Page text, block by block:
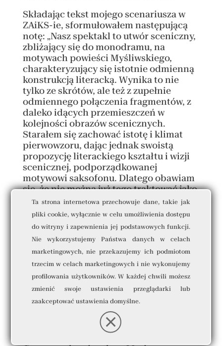
Składając tekst mojego scenariusza w
ZAiKS-ie, sformułowałem następującą
notę: „Nasz spektakl to utwór sceniczny,
zbliżający się do monodramu, na
motywach powieści Myśliwskiego,
charakteryzujący się istotnie odmienną
konstrukcją literacką. Wynika to nie
tylko ze skrótów, ale też z zupełnie
odmiennego połączenia fragmentów, z
daleko idących przemieszczeń w
kolejności obrazów scenicznych.
Starałem się zachować istotę i klimat
pierwowzoru, dając jednak swoistą
propozycję literackiego kształtu i wizji
scenicznej, podporządkowanej
motywowi saksofonu. Dlatego obawiam
się, że nie można już tego traktować jako
tzw. adaptacji, a raczej jako nowy twór
literacko-sceniczny na motywach
powieści”.
Głos pamięci i postać Drugiego
Cały nasz spektakl rozpoczyna się od
Głosu pamięci, czyli od słów Starego
Autora
, nazwanego w naszej sztuce
Drugim
– tę rolę przyjąłem osobiście. Po
moim początkowym, krótkim monologu
głos przejmuje główny bohater
młody, który snuje
Ta strona internetowa przechowuje dane, takie jak
pliki cookie, wyłącznie w celu umożliwienia dostępu
do witryny i zapewnienia jej podstawowych funkcji.
Nie wykorzystujemy Państwa danych w celach
marketingowych, nie przekazujemy ich podmiotom
trzecim w celach marketingowych i nie wykonujemy
profilowania użytkowników. W każdej chwili możesz
zmienić swoje ustawienia przeglądarki lub
zaakceptować ustawienia domyślne.